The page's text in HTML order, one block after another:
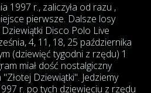
1997 r., zaliczyła od razu ,
pierwsze. Dalsze losy
Disco Polo Live
4, 11, 18, 25 października
(dziewięć tygodni z rzędu) 1
miał dość nostalgiczny
Dziewiątki". Jedziemy
r. po tych dziewięciu z rzędu